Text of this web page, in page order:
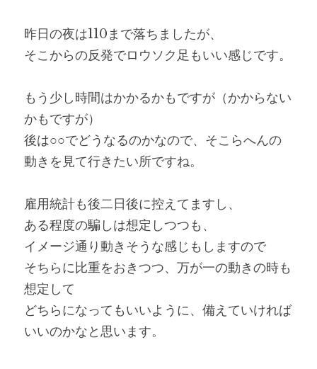
昨日の夜は110まで落ちましたが、
そこからの反発でロウソク足もいい感じです。
もう少し時間はかかるかもですが（かからない
かもですが）
後は○○でどうなるのかなので、そこらへんの
動きを見て行きたい所ですね。
雇用統計も後二日後に控えてますし、
ある程度の騙しは想定しつつも、
イメージ通り動きそうな感じもしますので
そちらに比重をおきつつ、万が一の動きの時も
想定して
どちらになってもいいように、備えていければ
いいのかなと思います。